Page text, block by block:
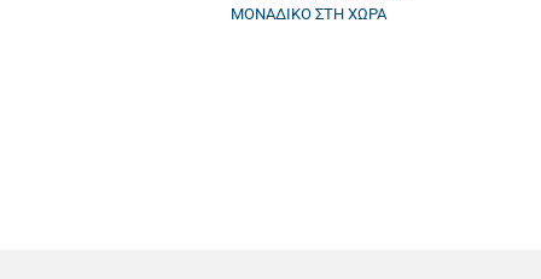
ΜΟΝΑΔΙΚΟ ΣΤΗ ΧΩΡΑ